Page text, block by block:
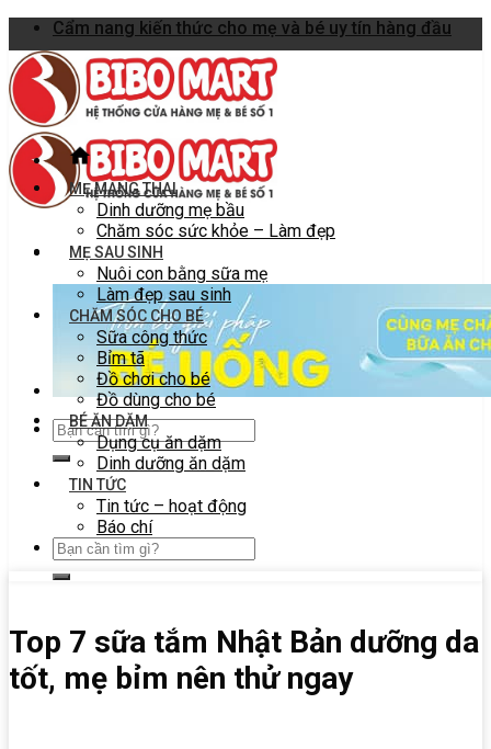
Skip
to
content
Cẩm nang kiến thức cho mẹ và bé uy tín hàng đầu
MẸ MANG THAI
Dinh dưỡng mẹ bầu
Chăm sóc sức khỏe – Làm đẹp
MẸ SAU SINH
Nuôi con bằng sữa mẹ
Làm đẹp sau sinh
CHĂM SÓC CHO BÉ
Sữa công thức
Bỉm tã
Đồ chơi cho bé
Đồ dùng cho bé
BÉ ĂN DẶM
Dụng cụ ăn dặm
Dinh dưỡng ăn dặm
TIN TỨC
Tin tức – hoạt động
Báo chí
Top 7 sữa tắm Nhật Bản dưỡng da
tốt, mẹ bỉm nên thử ngay